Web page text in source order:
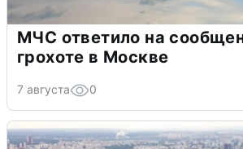
МЧС ответило на
грохоте в Москве
7 августа 0